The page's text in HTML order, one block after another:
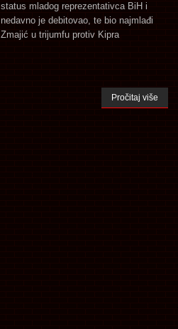
status mladog reprezentativca BiH i
nedavno je debitovao, te bio najmlađi
Zmajić u trijumfu protiv Kipra
Pročitaj više